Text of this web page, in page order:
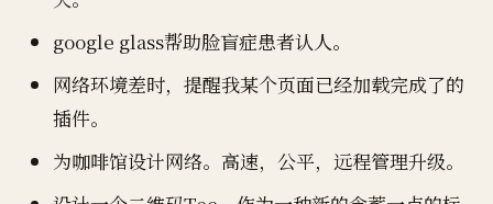
google glass帮助脸盲症患者认人。
网络环境差时，提醒我某个页面已经加载完成了的
插件。
为咖啡馆设计网络。高速，公平，远程管理升级。